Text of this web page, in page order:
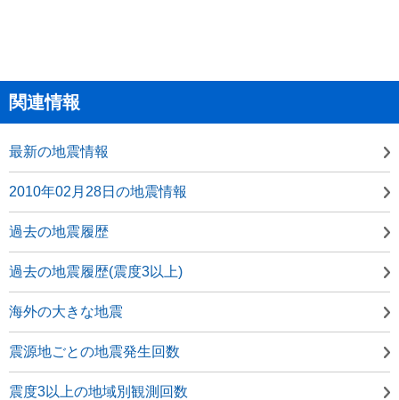
関連情報
最新の地震情報
2010年02月28日の地震情報
過去の地震履歴
過去の地震履歴(震度3以上)
海外の大きな地震
震源地ごとの地震発生回数
震度3以上の地域別観測回数